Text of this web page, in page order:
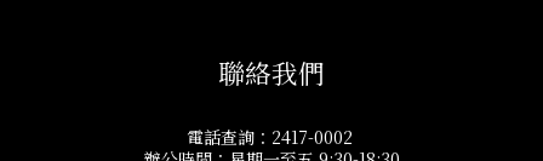
聯絡我們
電話查詢：2417-0002